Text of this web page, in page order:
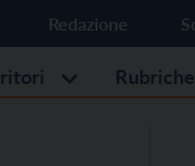
Redazione
Rubriche